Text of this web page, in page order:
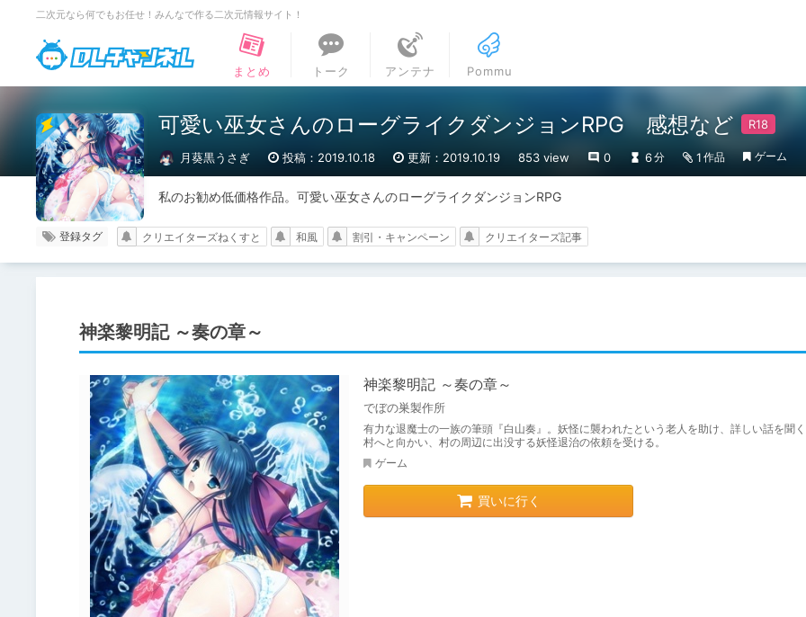
二次元なら何でもお任せ！みんなで作る二次元情報サイト！
DLチャンネル
まとめ
トーク アンテナ Pommu
可愛い巫女さんのローグライクダンジョンRPG 感想など
月葵黒うさぎ 投稿：2019.10.18 更新：2019.10.19 853 view 0 6分 1 作品 ゲーム
私のお勧め低価格作品。可愛い巫女さんのローグライクダンジョンRPG
登録タグ クリエイターズねくすと 和風 割引・キャンペーン クリエイターズ記事
神楽黎明記 ～奏の章～
神楽黎明記 ～奏の章～
でぼの巣製作所
有力な退魔士の一族の筆頭『白山奏』。妖怪に襲われたという老人を助け、詳しい話を聞
村へと向かい、村の周辺に出没する妖怪退治の依頼を受ける。
ゲーム
買いに行く